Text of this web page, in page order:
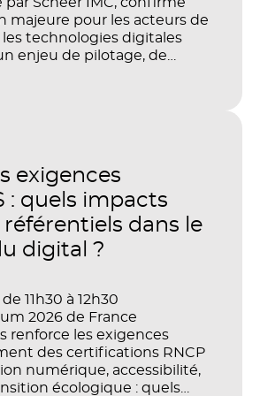
majeure pour les acteurs de
les technologies digitales
enjeu de pilotage, de
de preuve de valeur. IA,
comment démontrer
sur les compétences, la
la performance des
exigences
: quels impacts
dans le
digital ?
11h30 à 12h30
2026 de France
renforce les exigences
des certifications RNCP
numérique, accessibilité,
écologique : quels